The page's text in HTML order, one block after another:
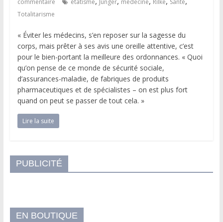
Totalitarisme
« Éviter les médecins, s’en reposer sur la sagesse du
corps, mais prêter à ses avis une oreille attentive, c’est
pour le bien-portant la meilleure des ordonnances. « Quoi
qu’on pense de ce monde de sécurité sociale,
d’assurances-maladie, de fabriques de produits
pharmaceutiques et de spécialistes – on est plus fort
quand on peut se passer de tout cela. »
Lire la suite
PUBLICITÉ
EN BOUTIQUE